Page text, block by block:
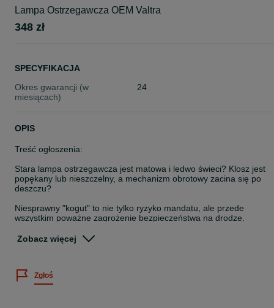
Lampa Ostrzegawcza OEM Valtra
348 zł
SPECYFIKACJA
Okres gwarancji (w
miesiącach)
24
OPIS
Treść ogłoszenia:
Stara lampa ostrzegawcza jest matowa i ledwo świeci? Klosz jest
popękany lub nieszczelny, a mechanizm obrotowy zacina się po
deszczu?
Niesprawny "kogut" to nie tylko ryzyko mandatu, ale przede
wszystkim poważne zagrożenie bezpieczeństwa na drodze.
Zapewnij sobie i innym maksymalną widoczność podczas pracy i
ostrzegawczą (koguta), montowaną fabrycznie w ciągnikach Valtra.
Zobacz więcej
Zgłoś